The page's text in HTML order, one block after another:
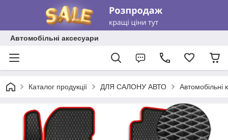
Автомобільні аксесуари
Каталог продукції ДЛЯ САЛОНУ АВТО Автомобільні